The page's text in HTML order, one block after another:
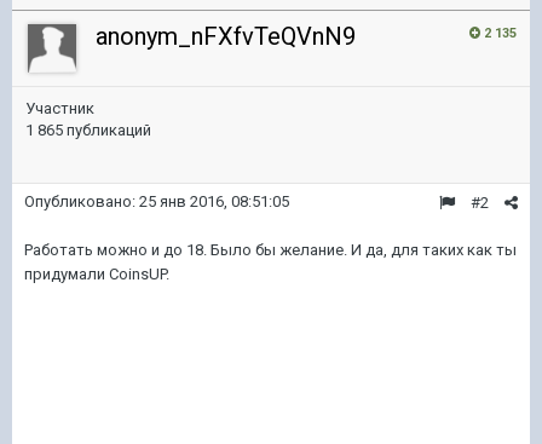
2 135
anonym_nFXfvTeQVnN9
Участник
1 865 публикаций
#2
Опубликовано: 25 янв 2016, 08:51:05
Работать можно и до 18. Было бы желание. И да, для таких как ты
придумали CoinsUP.